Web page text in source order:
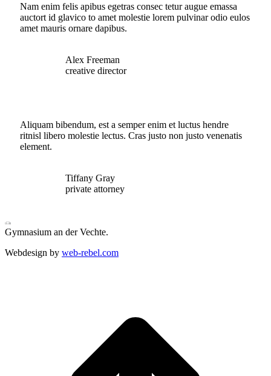
Nam enim felis apibus egetras consec tetur augue emassa
auctort id glavico to amet molestie lorem pulvinar odio eulos
amet mauris ornare dapibus.
Alex Freeman
creative director
Aliquam bibendum, est a semper enim et luctus hendre
ritnisl libero molestie lectus. Cras justo non justo venenatis
element.
Tiffany Gray
private attorney
Gymnasium an der Vechte.
Webdesign by web-rebel.com